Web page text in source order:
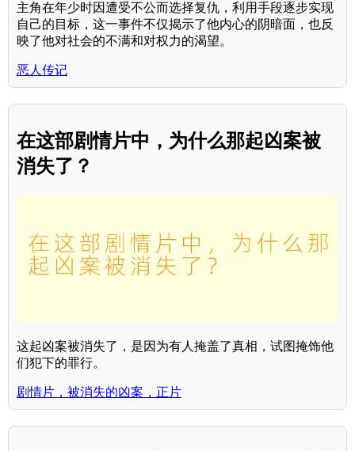
主角在年少时因遭受不公而选择复仇，利用手段逐步实现
自己的目标，这一事件不仅揭示了他内心的阴暗面，也反
映了他对社会的不满和对权力的渴望。
恶人传记
在这部剧情片中，为什么那起凶案被
消失了？
这起凶案被消失了，是因为有人掩盖了真相，试图掩饰他
们犯下的罪行。
剧情片，被消失的凶案，正片